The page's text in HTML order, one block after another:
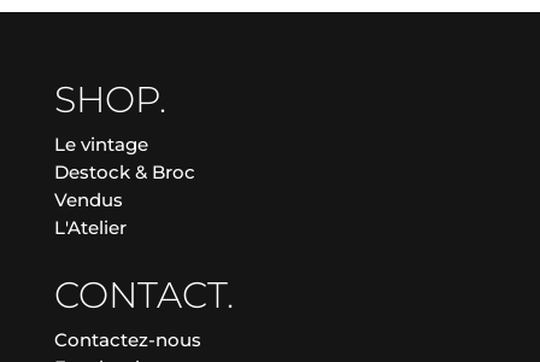
SHOP.
Le vintage
Destock & Broc
Vendus
L'Atelier
CONTACT.
Contactez-nous